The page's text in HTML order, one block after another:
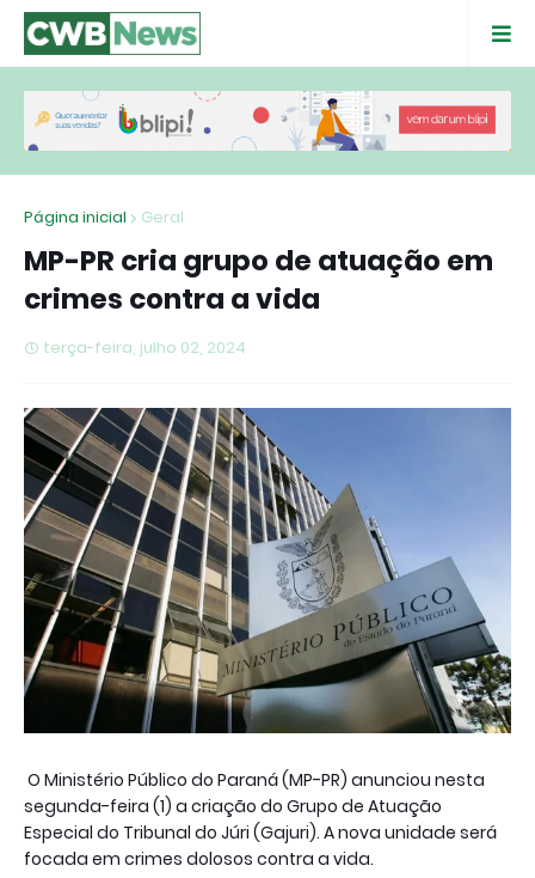
Página inicial Geral
MP-PR cria grupo de atuação em
crimes contra a vida
terça-feira, julho 02, 2024
O Ministério Público do Paraná (MP-PR) anunciou nesta
segunda-feira (1) a criação do Grupo de Atuação
Especial do Tribunal do Júri (Gajuri). A nova unidade será
focada em crimes dolosos contra a vida.